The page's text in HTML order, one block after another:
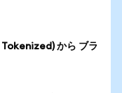
から ブラ